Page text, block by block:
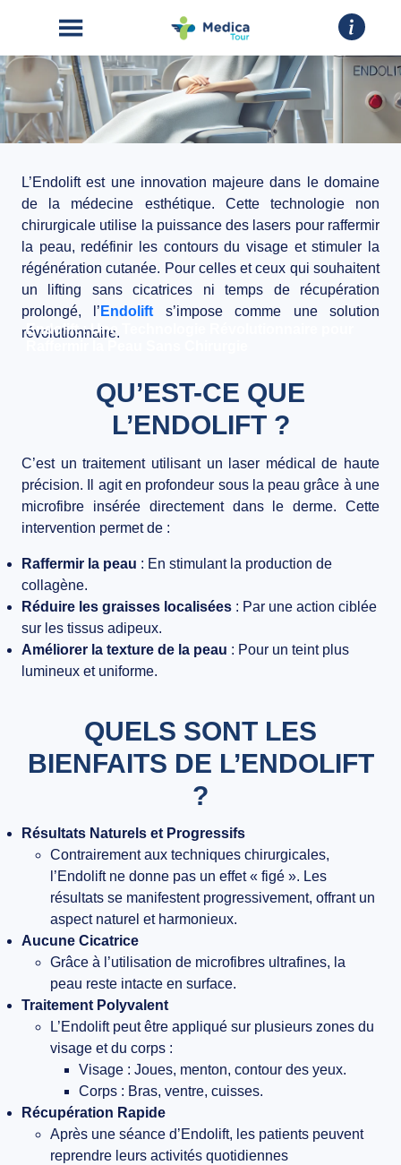
ACCUEIL
CHIRURGIE
ESTHÉTIQUE
INTERVENTIONS
CONTACT
Endolift : Une Technologie Révolutionnaire pour
L’Endolift est une innovation majeure dans le domaine
de la médecine esthétique. Cette technologie non
chirurgicale utilise la puissance des lasers pour raffermir
la peau, redéfinir les contours du visage et stimuler la
régénération cutanée. Pour celles et ceux qui souhaitent
un lifting sans cicatrices ni temps de récupération
prolongé, l’ Endolift s’impose comme une solution
révolutionnaire.
QU’EST-CE QUE
L’ENDOLIFT ?
C’est un traitement utilisant un laser médical de haute
précision. Il agit en profondeur sous la peau grâce à une
microfibre insérée directement dans le derme. Cette
intervention permet de :
Raffermir la peau : En stimulant la production de
collagène.
Réduire les graisses localisées : Par une action ciblée
sur les tissus adipeux.
Améliorer la texture de la peau : Pour un teint plus
lumineux et uniforme.
QUELS SONT LES
BIENFAITS DE L’ENDOLIFT
?
Résultats Naturels et Progressifs
Contrairement aux techniques chirurgicales,
l’Endolift ne donne pas un effet « figé ». Les
résultats se manifestent progressivement, offrant un
aspect naturel et harmonieux.
Aucune Cicatrice
Grâce à l’utilisation de microfibres ultrafines, la
peau reste intacte en surface.
Traitement Polyvalent
L’Endolift peut être appliqué sur plusieurs zones du
visage et du corps :
Visage : Joues, menton, contour des yeux.
Corps : Bras, ventre, cuisses.
Récupération Rapide
Après une séance d’Endolift, les patients peuvent
reprendre leurs activités quotidiennes